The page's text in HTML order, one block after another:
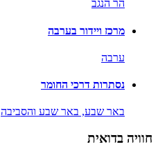
הר הנגב
מרכז ויידור בערבה
ערבה
נסתרות דרכי החומר
באר שבע, באר שבע והסביבה
חוויה בדואית